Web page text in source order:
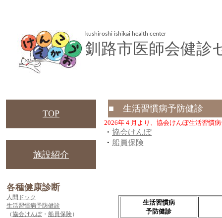
kushiroshi ishikai health center
釧路市医師会健診
TOP
施設紹介
各種健康診断
人間ドック
生活習慣病予防健診
（協会けんぽ・ 船員保険）
■ 生活習慣病予防健診
2026年４月より、協会けんぽ生活習慣
・ 協会けんぽ
・ 船員保険
生活習慣病
予防健診